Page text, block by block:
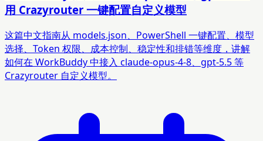
用 Crazyrouter 一键配置自定义模型
这篇中文指南从 models.json、PowerShell 一键配置、模型
选择、Token 权限、成本控制、稳定性和排错等维度，讲解
如何在 WorkBuddy 中接入 claude-opus-4-8、gpt-5.5 等
Crazyrouter 自定义模型。